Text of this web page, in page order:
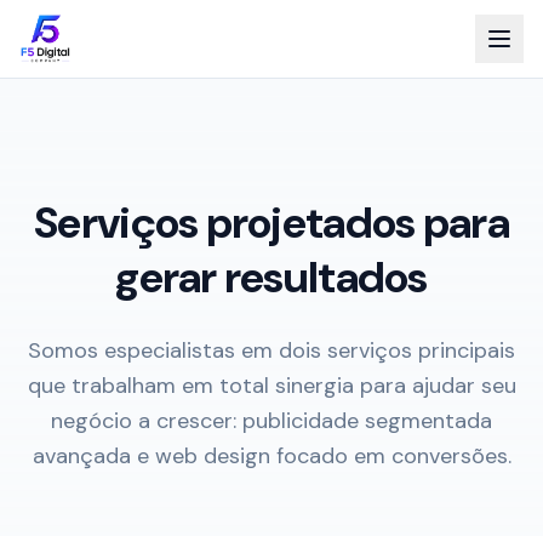
Serviços projetados para
gerar resultados
Somos especialistas em dois serviços principais
que trabalham em total sinergia para ajudar seu
negócio a crescer: publicidade segmentada
avançada e web design focado em conversões.